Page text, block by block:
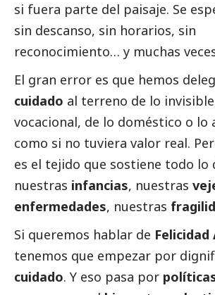
si fuera parte del paisaje. Se
sin descanso, sin horarios, sin
reconocimiento… y muchas
El gran error es que hemos
cuidado al terreno de lo
vocacional, de lo doméstico o lo
como si no tuviera valor real.
es el tejido que sostiene todo lo
nuestras infancias, nuestras
enfermedades, nuestras
Si queremos hablar de
tenemos que empezar por
cuidado. Y eso pasa por